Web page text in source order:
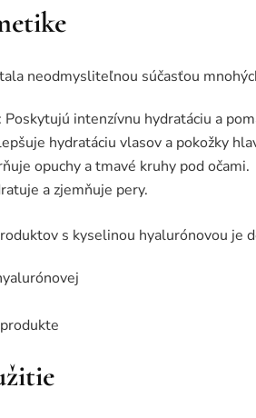
neodmysliteľnou súčasťou
intenzívnu hydratáciu a
hydratáciu vlasov a pokožky
opuchy a tmavé kruhy pod očami.
a zjemňuje pery.
s kyselinou hyalurónovou je